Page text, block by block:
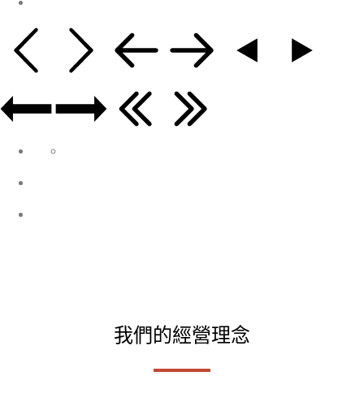
我們的經營理念